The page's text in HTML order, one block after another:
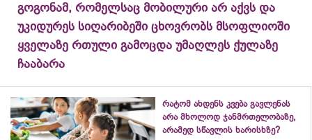
გოგონამ, რომელსაც მობილური არ აქვს და
უკიდურეს სიღარიბეში ცხოვრობს მსოფლიოში
ყველაზე რთული გამოცდა უმაღლეს ქულაზე
ჩააბარა
რატომ ახდენს კვება გავლენას
არა მხოლოდ ჯანმრთელობაზე,
არამედ სწავლის ხარისხზე?